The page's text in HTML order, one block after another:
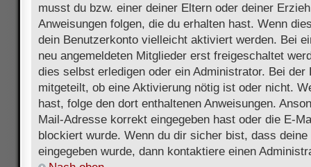
musst du bzw. einer deiner Eltern oder deiner
Anweisungen folgen, die du erhalten hast. Wenn
dein Benutzerkonto vielleicht aktiviert werden. Bei
neu angemeldeten Mitglieder erst freigeschaltet
dies selbst erledigen oder ein Administrator. Bei der
mitgeteilt, ob eine Aktivierung nötig ist oder nicht.
hast, folge den dort enthaltenen Anweisungen.
Mail-Adresse korrekt eingegeben hast oder die E-
blockiert wurde. Wenn du dir sicher bist, dass
eingegeben wurde, dann kontaktiere einen